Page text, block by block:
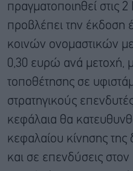
πραγματοποιηθεί στις
προβλέπει την έκδοση
κοινών ονομαστικών
0,30 ευρώ ανά μετοχή,
τοποθέτησης σε
στρατηγικούς
κεφάλαια θα
κεφαλαίου κίνησης της
και σε επενδύσεις